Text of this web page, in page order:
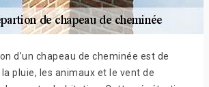
d’un chapeau de cheminée est de
pluie, les animaux et le vent de